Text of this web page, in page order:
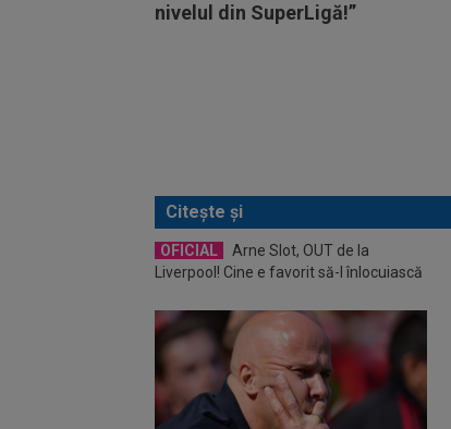
nivelul din SuperLigă!”
Citește și
OFICIAL
Arne Slot, OUT de la
Liverpool! Cine e favorit să-l înlocuiască